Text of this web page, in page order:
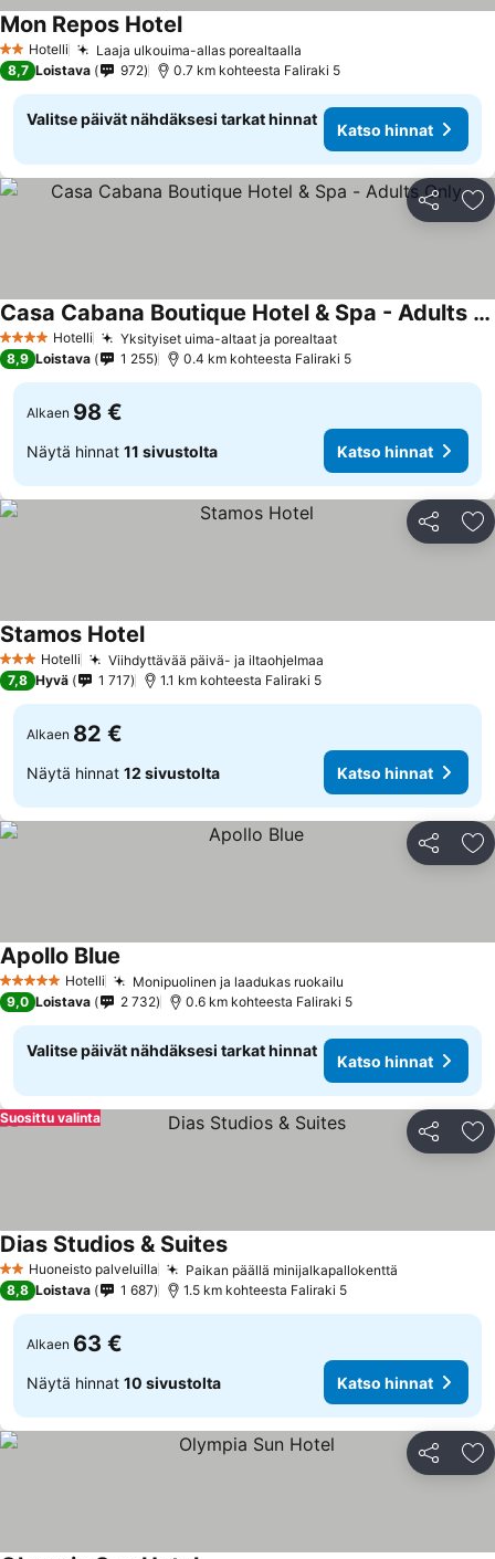
2 Tähtiluokitus
Hotelli Laaja ulkouima-allas porealtaalla
Mon Repos HotelKatso hinnat
8,7 Loistava 972 0.7 km kohteesta Faliraki 5
Valitse päivät nähdäksesi tarkat hinnat
Katso hinnat
Jaa
4 Tähtiluokitus
Hotelli Yksityiset uima-altaat ja porealtaatKatso hinnat
Casa Cabana Boutique Hotel & Spa - Adults Only
Katso hinnat
8,9 Loistava 1 255 0.4 km kohteesta Faliraki 5
Alkaen 98 €
Näytä hinnat 11 sivustolta Katso hinnat
Jaa
3 Tähtiluokitus
Hotelli Viihdyttävää päivä- ja iltaohjelmaa
Stamos HotelKatso hinnat
7,8 Hyvä 1 717 1.1 km kohteesta Faliraki 5
Alkaen 82 €
Näytä hinnat 12 sivustolta Katso hinnat
Jaa
5 Tähtiluokitus
Hotelli Monipuolinen ja laadukas ruokailu
Apollo Blue
9,0 Loistava 2 732 0.6 km kohteesta Faliraki 5
Valitse päivät nähdäksesi tarkat hinnat
Katso hinnat
Jaa
Suosittu valinta
2 Tähtiluokitus
Huoneisto palveluilla Paikan päällä minijalkapallokenttä
Dias Studios & SuitesKatso hinnat
8,8 Loistava 1 687 1.5 km kohteesta Faliraki 5
Alkaen 63 €
Näytä hinnat 10 sivustolta Katso hinnat
Jaa